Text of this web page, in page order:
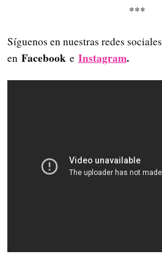
***
Síguenos en nuestras redes sociales
en Facebook e Instagram.